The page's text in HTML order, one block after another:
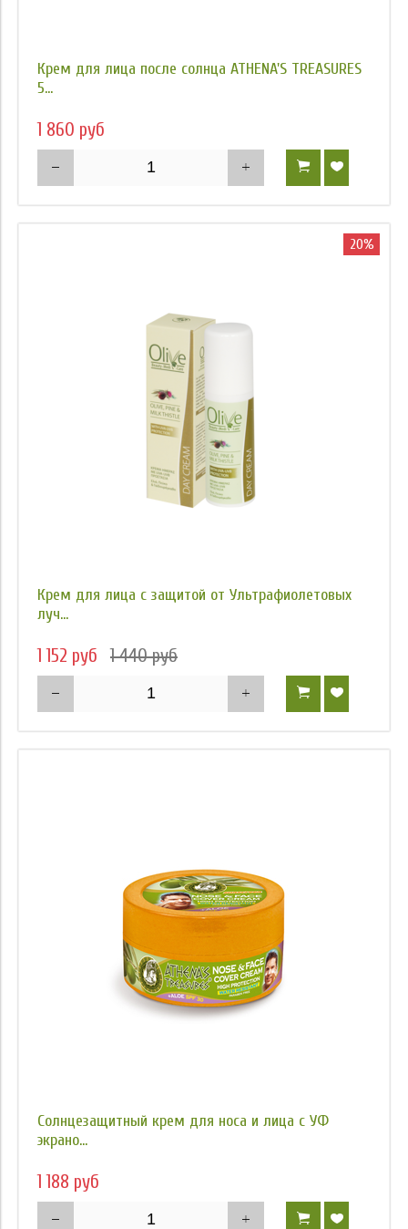
Крем для лица после солнца ATHENA'S TREASURES
5...
1 860 руб
20%
Крем для лица с защитой от Ультрафиолетовых
луч...
1 152 руб 1 440 руб
Солнцезащитный крем для носа и лица с УФ
экрано...
1 188 руб